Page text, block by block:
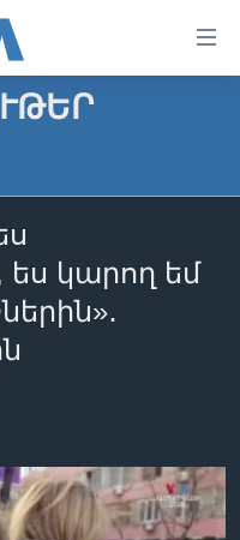
կարող եմ